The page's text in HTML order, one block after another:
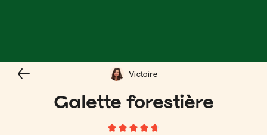
Galette forestière
Victoire